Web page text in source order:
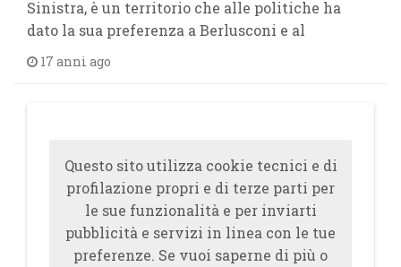
Sinistra, è un territorio che alle politiche ha
dato la sua preferenza a Berlusconi e al
17 anni ago
Questo sito utilizza cookie tecnici e di
profilazione propri e di terze parti per
le sue funzionalità e per inviarti
pubblicità e servizi in linea con le tue
preferenze. Se vuoi saperne di più o